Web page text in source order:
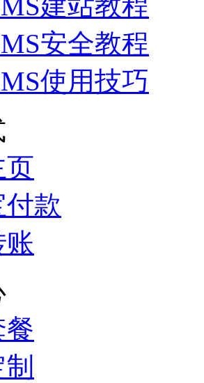
建站教程
安全教程
使用技巧
页
款
餐